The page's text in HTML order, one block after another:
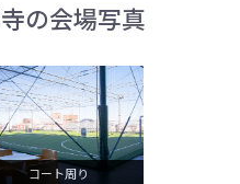
の会場写真
コート周り